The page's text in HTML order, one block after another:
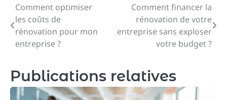
Navigation
de
l’article
Comment optimiser
les coûts de
rénovation pour mon
entreprise ?
Comment financer la
rénovation de votre
entreprise sans exploser
votre budget ?
Publications relatives